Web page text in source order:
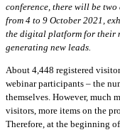
conference, there will be
from 4 to 9 October 2021,
the digital platform for their
generating new leads.
About 4,448 registered
webinar participants – the
themselves. However, much
visitors, more items on the
Therefore, at the beginning